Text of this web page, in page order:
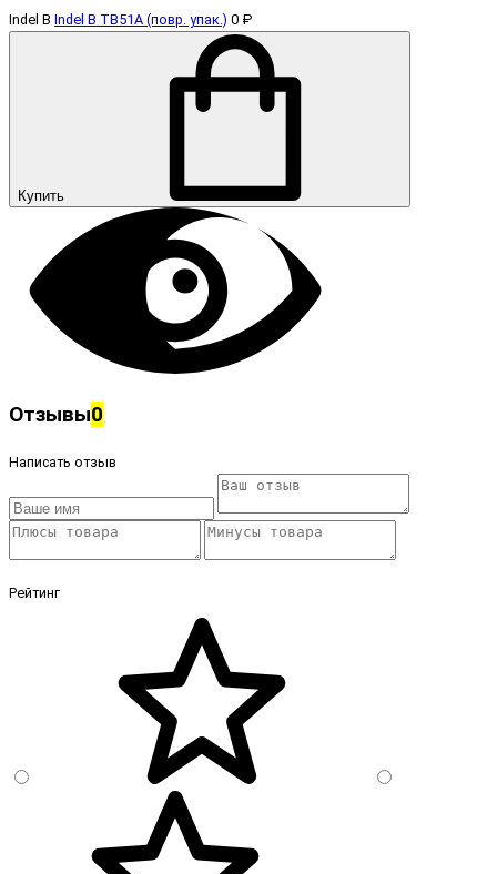
Indel B Indel B TB51A (повр. упак.) 0 ₽
Купить
Отзывы0
Написать отзыв
Рейтинг